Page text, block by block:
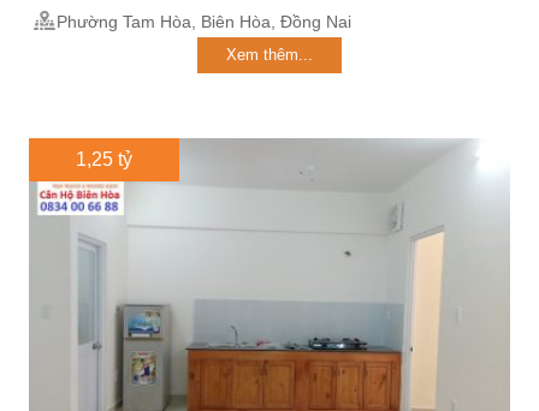
Phường Tam Hòa, Biên Hòa, Đồng Nai
Xem thêm...
1,25 tỷ